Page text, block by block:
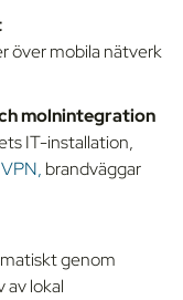
över mobila nätverk
molnintegration
IT-installation,
VPN, brandväggar
genom
lokal